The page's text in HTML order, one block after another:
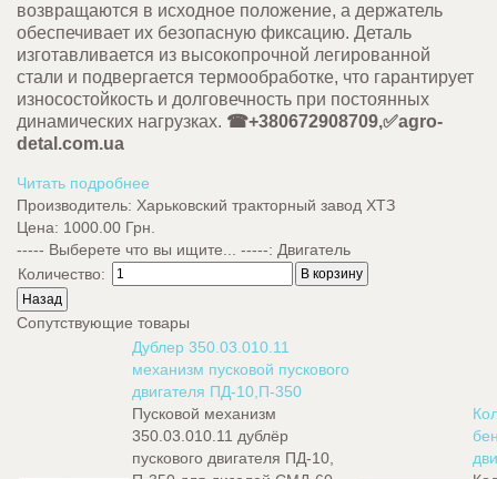
возвращаются в исходное положение, а держатель
обеспечивает их безопасную фиксацию. Деталь
изготавливается из высокопрочной легированной
стали и подвергается термообработке, что гарантирует
износостойкость и долговечность при постоянных
динамических нагрузках. ☎+380672908709,✅agro-
detal.com.ua
Читать подробнее
Производитель: Харьковский тракторный завод ХТЗ
Цена: 1000.00 Грн.
----- Выберете что вы ищите... -----: Двигатель
Количество:
Сопутствующие товары
Дублер 350.03.010.11
механизм пусковой пускового
двигателя ПД-10,П-350
Пусковой механизм
350.03.010.11 дублёр
пускового двигателя ПД-10,